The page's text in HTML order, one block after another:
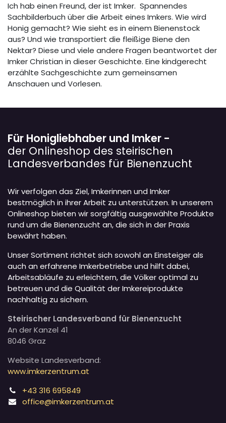
Ich hab einen Freund, der ist Imker. Spannendes
Sachbilderbuch über die Arbeit eines Imkers. Wie wird
Honig gemacht? Wie sieht es in einem Bienenstock
aus? Und wie transportiert die fleißige Biene den
Nektar? Diese und viele andere Fragen beantwortet der
Imker Christian in dieser Geschichte. Eine kindgerecht
erzählte Sachgeschichte zum gemeinsamen
Anschauen und Vorlesen.
Für Honigliebhaber und Imker -
der Onlineshop des steirischen
Landesverbandes für Bienenzucht
Wir verfolgen das Ziel, Imkerinnen und Imker
bestmöglich in ihrer Arbeit zu unterstützen. In unserem
Onlineshop bieten wir sorgfältig ausgewählte Produkte
rund um die Bienenzucht an, die sich in der Praxis
bewährt haben.
Unser Sortiment richtet sich sowohl an Einsteiger als
auch an erfahrene Imkerbetriebe und hilft dabei,
Arbeitsabläufe zu erleichtern, die Völker optimal zu
betreuen und die Qualität der Imkereiprodukte
nachhaltig zu sichern.
Steirischer Landesverband für Bienenzucht
An der Kanzel 41
8046 Graz
Website Landesverband:
www.imkerzentrum.at
+43 316 695849
office@imkerzentrum.at